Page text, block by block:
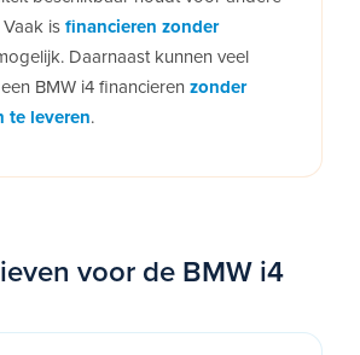
isfinancieren zonder
Daarnaast kunnen veel
BMW i4 financieren zonder
te leveren.
voor de BMW i4